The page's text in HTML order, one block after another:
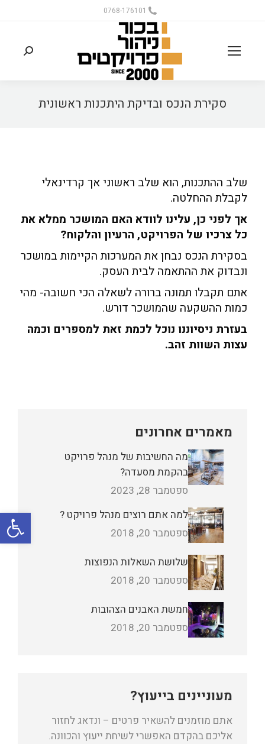
0768-176101
סקירת הנכס ובדיקת היתכנות ראשונית
שלב ההתכנות, הוא שלב ראשוני אך קרדינאלי
לקבלת ההחלטה.
אך לפני כן, עלינו לוודא האם המושכר ממלא את
כל צרכיו של הפרויקט, הרעיון והלקוח?
בסקירת הנכס נבחן את המערכות הקיימות במושכר
ונבדוק את ההתאמה לבית העסק.
אתם תקבלו תמונה ברורה לשאלה הכי חשובה- מהי
כמות ההשקעה שהמושכר דורש.
בעזרת ניסיוננו נוכל לכמת זאת למספרים וכמה
עצות השוות זהב.
מאמרים אחרונים
מה החשיבות של מנהל פרויקט
בהקמת מסעדה?
ספטמבר 28, 2023
למה אתם רוצים מנהל פרויקט ?
ספטמבר 20, 2018
שלושת השאלות הנפוצות
ספטמבר 20, 2018
חמשת האבנים הצהובות
ספטמבר 20, 2018
מעוניינים בייעוץ?
אתם מוזמנים להשאיר פרטים – ונדאג לחזור
אליכם בהקדם האפשרי לשיחת ייעוץ והכוונה.